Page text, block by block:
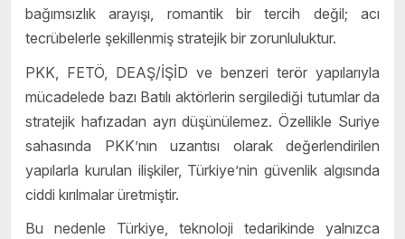
bağımsızlık arayışı, romantik bir tercih değil; acı
tecrübelerle şekillenmiş stratejik bir zorunluluktur.
PKK, FETÖ, DEAŞ/İŞİD ve benzeri terör yapılarıyla
mücadelede bazı Batılı aktörlerin sergilediği tutumlar da
stratejik hafızadan ayrı düşünülemez. Özellikle Suriye
sahasında PKK’nın uzantısı olarak değerlendirilen
yapılarla kurulan ilişkiler, Türkiye’nin güvenlik algısında
ciddi kırılmalar üretmiştir.
Bu nedenle Türkiye, teknoloji tedarikinde yalnızca